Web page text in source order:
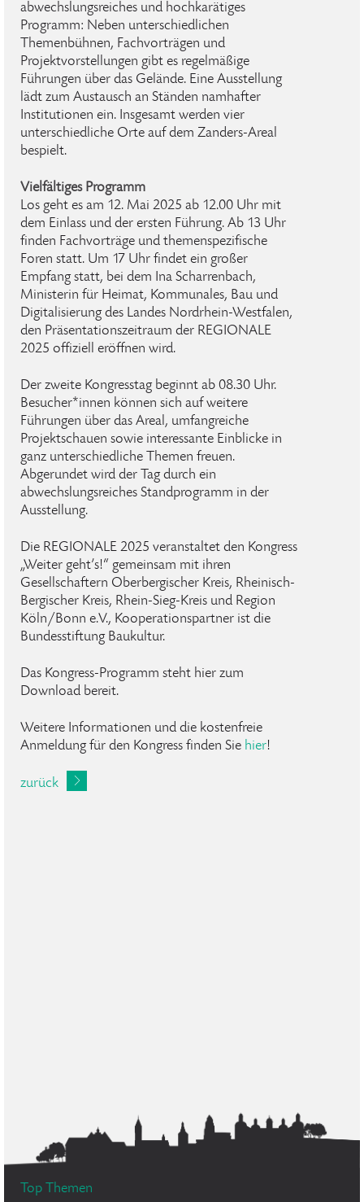
abwechslungsreiches und hochkarätiges
Programm: Neben unterschiedlichen
Themenbühnen, Fachvorträgen und
Projektvorstellungen gibt es regelmäßige
Führungen über das Gelände. Eine Ausstellung
lädt zum Austausch an Ständen namhafter
Institutionen ein. Insgesamt werden vier
unterschiedliche Orte auf dem Zanders-Areal
bespielt.
Vielfältiges Programm
Los geht es am 12. Mai 2025 ab 12.00 Uhr mit
dem Einlass und der ersten Führung. Ab 13 Uhr
finden Fachvorträge und themenspezifische
Foren statt. Um 17 Uhr findet ein großer
Empfang statt, bei dem Ina Scharrenbach,
Ministerin für Heimat, Kommunales, Bau und
Digitalisierung des Landes Nordrhein-Westfalen,
den Präsentationszeitraum der REGIONALE
2025 offiziell eröffnen wird.
Der zweite Kongresstag beginnt ab 08.30 Uhr.
Besucher*innen können sich auf weitere
Führungen über das Areal, umfangreiche
Projektschauen sowie interessante Einblicke in
ganz unterschiedliche Themen freuen.
Abgerundet wird der Tag durch ein
abwechslungsreiches Standprogramm in der
Ausstellung.
Die REGIONALE 2025 veranstaltet den Kongress
„Weiter geht’s!“ gemeinsam mit ihren
Gesellschaftern Oberbergischer Kreis, Rheinisch-
Bergischer Kreis, Rhein-Sieg-Kreis und Region
Köln/Bonn e.V., Kooperationspartner ist die
Bundesstiftung Baukultur.
Das Kongress-Programm steht hier zum
Download bereit.
Weitere Informationen und die kostenfreie
Anmeldung für den Kongress finden Sie hier!
zurück
Top Themen